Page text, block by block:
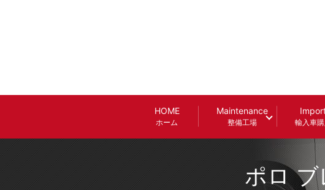
HOME
ホーム
Maintenance
整備工場 輸入車購
ポロ